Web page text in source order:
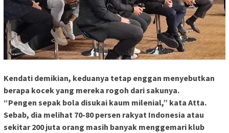
Kendati demikian, keduanya tetap enggan menyebutkan
berapa kocek yang mereka rogoh dari sakunya.
“Pengen sepak bola disukai kaum milenial,” kata Atta.
Sebab, dia melihat 70-80 persen rakyat Indonesia atau
sekitar 200 juta orang masih banyak menggemari klub